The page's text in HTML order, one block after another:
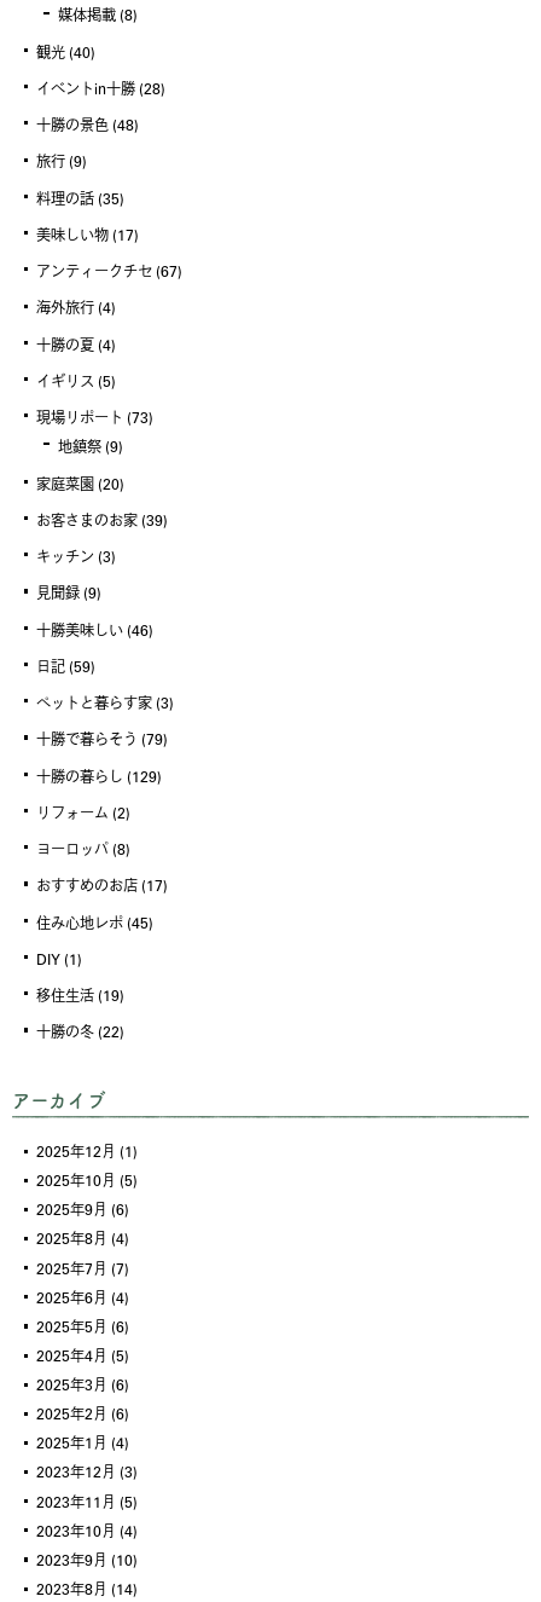
媒体掲載 (8)
観光 (40)
イベントin十勝 (28)
十勝の景色 (48)
旅行 (9)
料理の話 (35)
美味しい物 (17)
アンティークチセ (67)
海外旅行 (4)
十勝の夏 (4)
イギリス (5)
現場リポート (73)
地鎮祭 (9)
家庭菜園 (20)
お客さまのお家 (39)
キッチン (3)
見聞録 (9)
十勝美味しい (46)
日記 (59)
ペットと暮らす家 (3)
十勝で暮らそう (79)
十勝の暮らし (129)
リフォーム (2)
ヨーロッパ (8)
おすすめのお店 (17)
住み心地レポ (45)
DIY (1)
移住生活 (19)
十勝の冬 (22)
アーカイブ
2025年12月 (1)
2025年10月 (5)
2025年9月 (6)
2025年8月 (4)
2025年7月 (7)
2025年6月 (4)
2025年5月 (6)
2025年4月 (5)
2025年3月 (6)
2025年2月 (6)
2025年1月 (4)
2023年12月 (3)
2023年11月 (5)
2023年10月 (4)
2023年9月 (10)
2023年8月 (14)